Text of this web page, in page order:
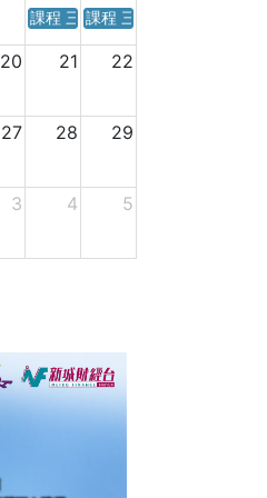
課程 三天／六天 時間表
課程 三天／六天 時間表
20 21 22
27 28 29
3 4 5